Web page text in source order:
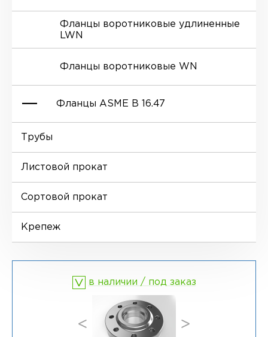
Отводы EN 10253-4
Отводы MSS SP-75
Переходы DIN 2616-1
Переходы DIN 2616-2
Ниппели
Фланцы воротниковые удлиненные
LWN
Фланцы воротниковые WN
Фланцы ASME B 16.47
Трубы
Листовой прокат
Сортовой прокат
Крепеж
в наличии / под заказ